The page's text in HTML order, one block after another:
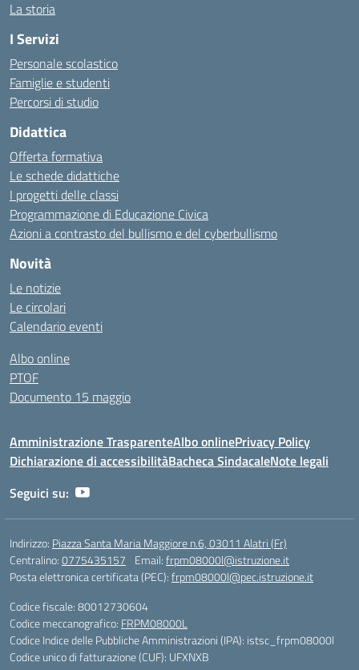
La storia
I Servizi
Personale scolastico
Famiglie e studenti
Percorsi di studio
Didattica
Offerta formativa
Le schede didattiche
I progetti delle classi
Programmazione di Educazione Civica
Azioni a contrasto del bullismo e del cyberbullismo
Novità
Le notizie
Le circolari
Calendario eventi
Albo online
PTOF
Documento 15 maggio
Amministrazione TrasparenteAlbo onlinePrivacy Policy
Dichiarazione di accessibilitàBacheca SindacaleNote legali
Seguici su:
Indirizzo: Piazza Santa Maria Maggiore n.6, 03011 Alatri (Fr)
Centralino:0775435157 Email:frpm08000l@istruzione.it
Posta elettronica certificata (PEC):frpm08000l@pec.istruzione.it
Codice fiscale: 80012730604
Codice meccanografico: FRPM08000L
Codice Indice delle Pubbliche Amministrazioni (IPA): istsc_frpm08000l
Codice unico di fatturazione (CUF): UFXNXB